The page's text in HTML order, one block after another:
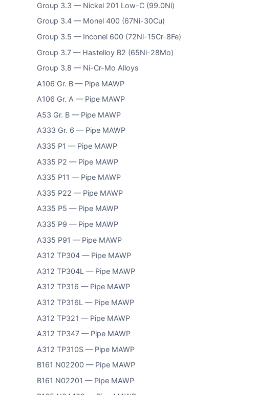
Group 3.3 — Nickel 201 Low-C (99.0Ni)
Group 3.4 — Monel 400 (67Ni-30Cu)
Group 3.5 — Inconel 600 (72Ni-15Cr-8Fe)
Group 3.7 — Hastelloy B2 (65Ni-28Mo)
Group 3.8 — Ni-Cr-Mo Alloys
A106 Gr. B — Pipe MAWP
A106 Gr. A — Pipe MAWP
A53 Gr. B — Pipe MAWP
A333 Gr. 6 — Pipe MAWP
A335 P1 — Pipe MAWP
A335 P2 — Pipe MAWP
A335 P11 — Pipe MAWP
A335 P22 — Pipe MAWP
A335 P5 — Pipe MAWP
A335 P9 — Pipe MAWP
A335 P91 — Pipe MAWP
A312 TP304 — Pipe MAWP
A312 TP304L — Pipe MAWP
A312 TP316 — Pipe MAWP
A312 TP316L — Pipe MAWP
A312 TP321 — Pipe MAWP
A312 TP347 — Pipe MAWP
A312 TP310S — Pipe MAWP
B161 N02200 — Pipe MAWP
B161 N02201 — Pipe MAWP